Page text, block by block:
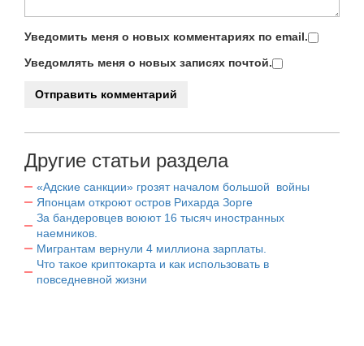
Уведомить меня о новых комментариях по email.
Уведомлять меня о новых записях почтой.
Другие статьи раздела
«Адские санкции» грозят началом большой войны
Японцам откроют остров Рихарда Зорге
За бандеровцев воюют 16 тысяч иностранных
наемников.
Мигрантам вернули 4 миллиона зарплаты.
Что такое криптокарта и как использовать в
повседневной жизни